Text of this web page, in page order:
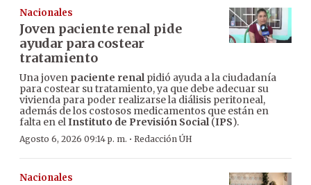
Nacionales
Joven paciente renal pide
ayudar para costear
tratamiento
Una joven paciente renalpidió ayuda a la ciudadanía
para costear su tratamiento, ya que debe adecuar su
vivienda para poder realizarse la diálisis peritoneal,
además de los costosos medicamentos que están en
falta en elInstituto de Previsión Social(IPS).
Agosto 6, 2026 09:14 p. m. · Redacción ÚH
Nacionales